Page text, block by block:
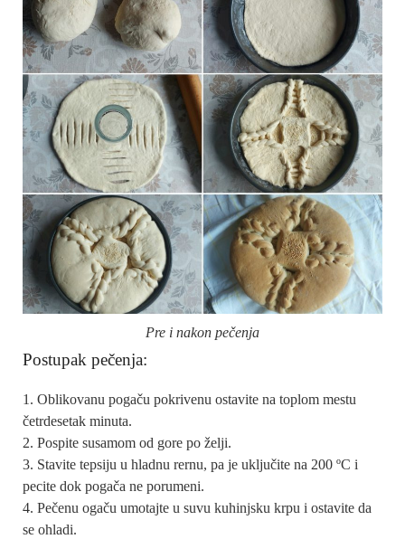
Pre i nakon pečenja
Postupak pečenja:
Oblikovanu pogaču pokrivenu ostavite na toplom mestu
četrdesetak minuta.
Pospite susamom od gore po želji.
Stavite tepsiju u hladnu rernu, pa je uključite na 200 ºC i
pecite dok pogača ne porumeni.
Pečenu ogaču umotajte u suvu kuhinjsku krpu i ostavite da
se ohladi.